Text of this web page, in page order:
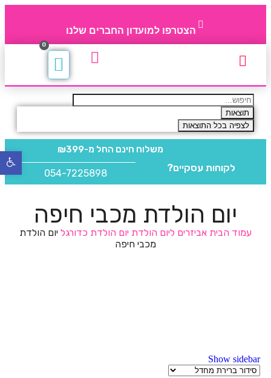
הצטרפו למועדון החברים שלנו
0
תוצאות
לצפיה בכל התוצאות
משלוח חינם החל מ-₪399
לקוחות עסקיים? 054-7225898
יום הולדת מכבי חיפה
עמוד הבית אביזרים ליום הולדת יום הולדת כדורגל יום הולדת
מכבי חיפה
Show sidebar
פתח